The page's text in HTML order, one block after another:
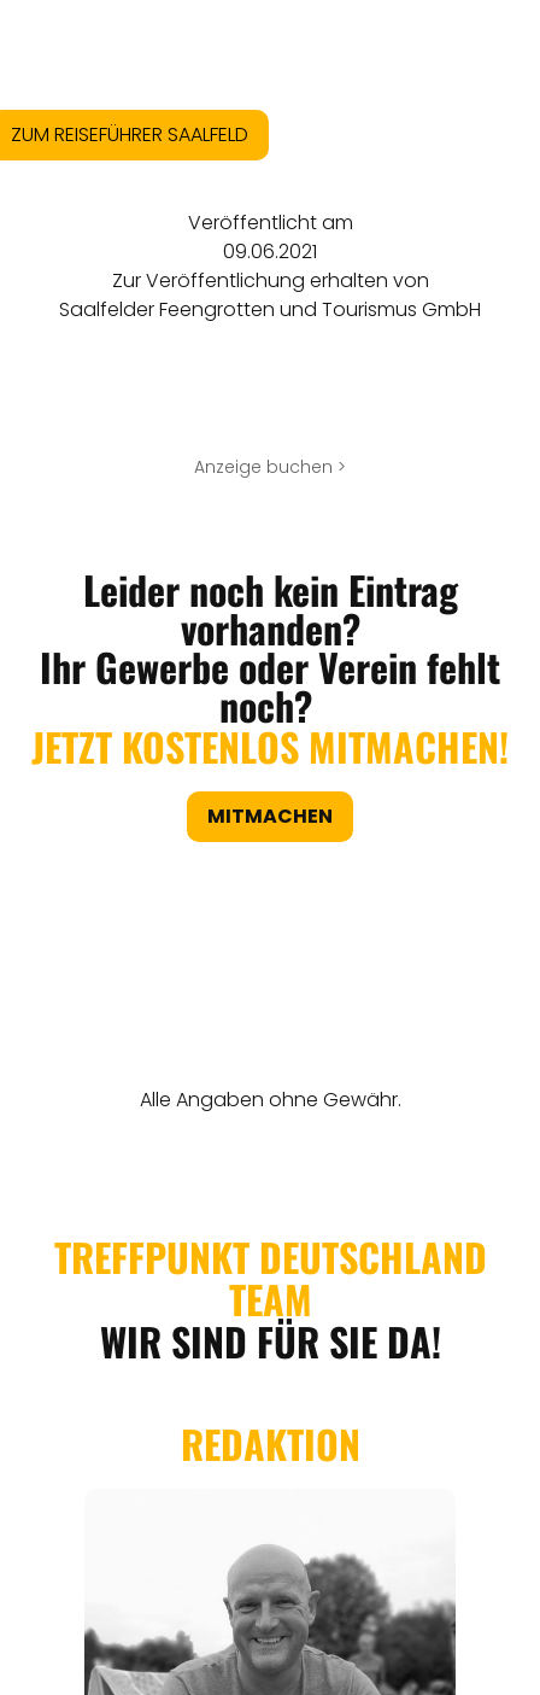
ZUM REISEFÜHRER SAALFELD
Veröffentlicht am
09.06.2021
Zur Veröffentlichung erhalten von
Saalfelder Feengrotten und Tourismus GmbH
Anzeige buchen >
Leider noch kein Eintrag
vorhanden?
Ihr Gewerbe oder Verein fehlt
noch?
JETZT KOSTENLOS MITMACHEN!
MITMACHEN